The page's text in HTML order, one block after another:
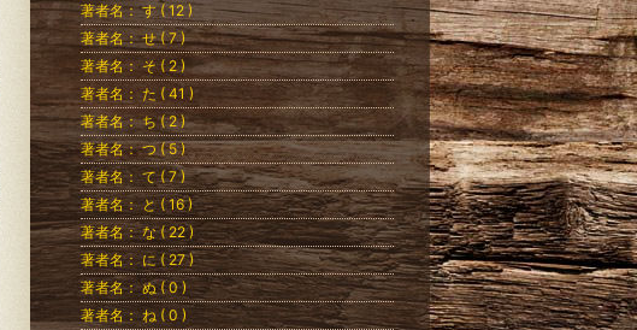
著者名： す ( 12 )
著者名： せ ( 7 )
著者名： そ ( 2 )
著者名： た ( 41 )
著者名： ち ( 2 )
著者名： つ ( 5 )
著者名： て ( 7 )
著者名： と ( 16 )
著者名： な ( 22 )
著者名： に ( 27 )
著者名： ぬ ( 0 )
著者名： ね ( 0 )